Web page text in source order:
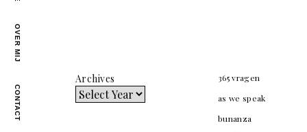
OVER MIJ
CONTACT
Archives
365 vragen
as we speak
bunanza